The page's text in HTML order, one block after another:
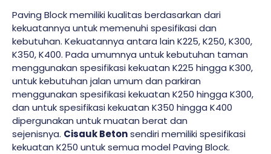
Paving Block memiliki kualitas berdasarkan dari
kekuatannya untuk memenuhi spesifikasi dan
kebutuhan. Kekuatannya antara lain K225, K250, K300,
K350, K400. Pada umumnya untuk kebutuhan taman
menggunakan spesifikasi kekuatan K225 hingga K300,
untuk kebutuhan jalan umum dan parkiran
menggunakan spesifikasi kekuatan K250 hingga K300,
dan untuk spesifikasi kekuatan K350 hingga K400
dipergunakan untuk muatan berat dan
sejenisnya. Cisauk Betonsendiri memiliki spesifikasi
kekuatan K250 untuk semua model Paving Block.